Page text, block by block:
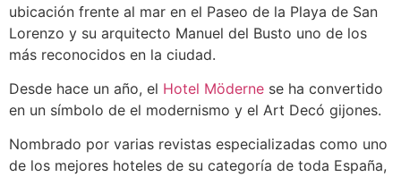
ubicación frente al mar en el Paseo de la Playa de San
Lorenzo y su arquitecto Manuel del Busto uno de los
más reconocidos en la ciudad.
Desde hace un año, el Hotel Möderne se ha convertido
en un símbolo de el modernismo y el Art Decó gijones.
Nombrado por varias revistas especializadas como uno
de los mejores hoteles de su categoría de toda España,